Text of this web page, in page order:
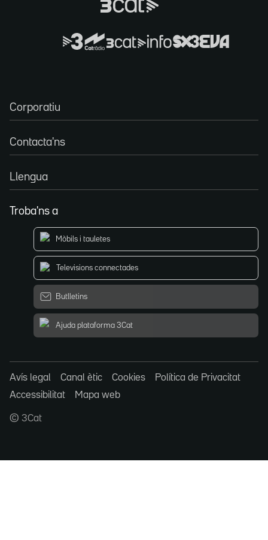
Corporatiu
Contacta'ns
Llengua
Troba'ns a
Mòbils i tauletes
Televisions connectades
Butlletins
Ajuda plataforma 3Cat
Avís legal Canal ètic Cookies
Política de Privacitat
Accessibilitat
Mapa web
© 3Cat